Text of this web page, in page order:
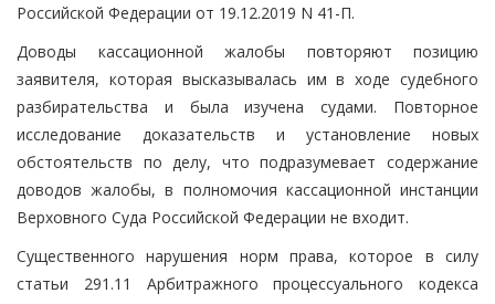
Российской Федерации от 19.12.2019 N 41-П.
Доводы кассационной жалобы повторяют позицию
заявителя, которая высказывалась им в ходе судебного
разбирательства и была изучена судами. Повторное
исследование доказательств и установление новых
обстоятельств по делу, что подразумевает содержание
доводов жалобы, в полномочия кассационной инстанции
Верховного Суда Российской Федерации не входит.
Существенного нарушения норм права, которое в силу
статьи 291.11 Арбитражного процессуального кодекса